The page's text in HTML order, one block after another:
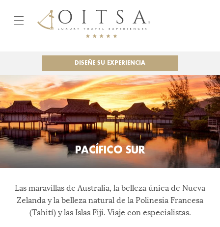
DISEÑE SU EXPERIENCIA
PACÍFICO SUR
Las maravillas de Australia, la belleza única de Nueva
Zelanda y la belleza natural de la Polinesia Francesa
(Tahití) y las Islas Fiji. Viaje con especialistas.